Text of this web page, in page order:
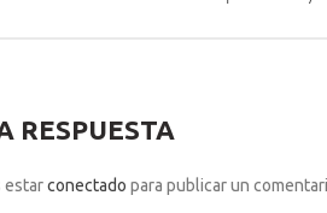
RESPUESTA
estarconectado para publicar un